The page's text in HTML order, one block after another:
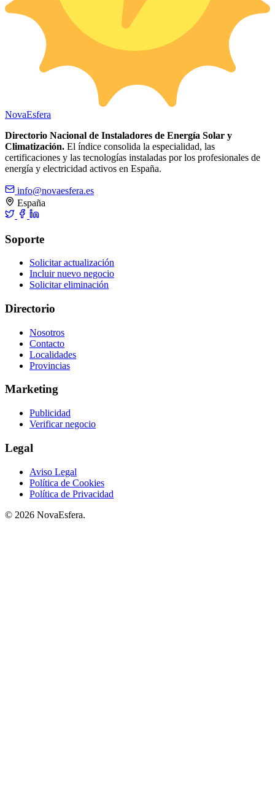
NovaEsfera
Directorio Nacional de Instaladores de Energía Solar y
Climatización. El índice consolida la especialidad, las
certificaciones y las tecnologías instaladas por los profesionales de
energía y electricidad activos en España.
info@novaesfera.es
España
Soporte
Solicitar actualización
Incluir nuevo negocio
Solicitar eliminación
Directorio
Nosotros
Contacto
Localidades
Provincias
Marketing
Publicidad
Verificar negocio
Legal
Aviso Legal
Política de Cookies
Política de Privacidad
© 2026 NovaEsfera.